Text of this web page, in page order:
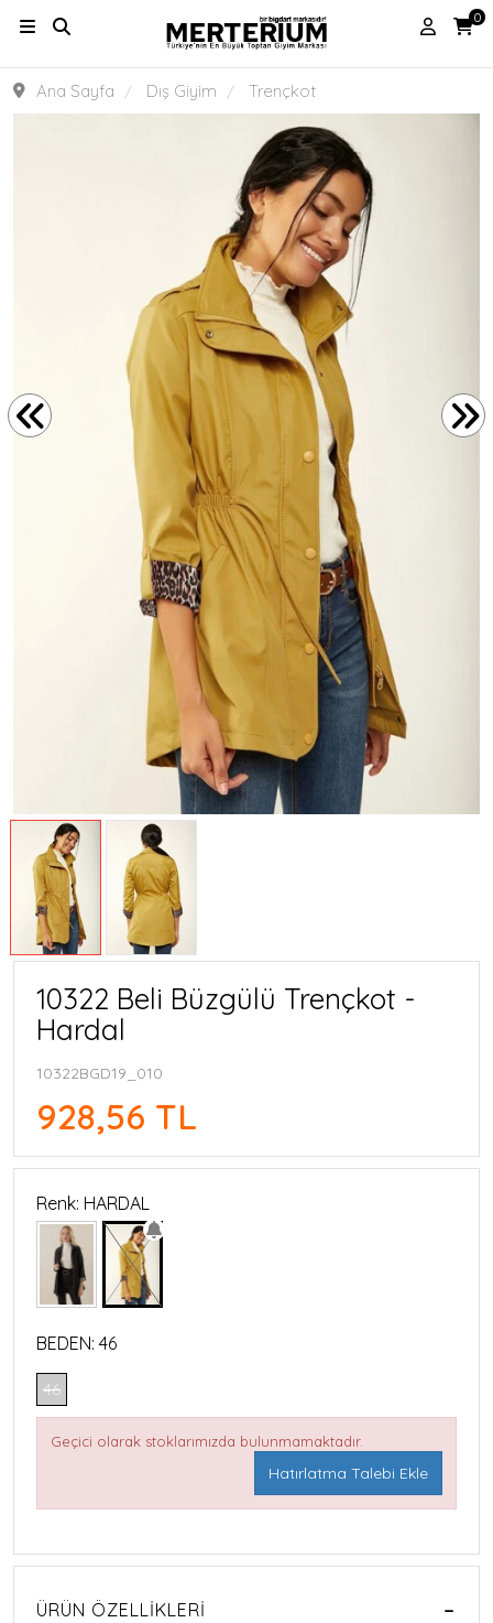
0
Ana Sayfa Dış Giyim Trençkot
10322 Beli Büzgülü Trençkot -
Hardal
10322BGD19_010
928,56 TL
Renk: HARDAL
BEDEN: 46
46
Geçici olarak stoklarımızda bulunmamaktadır.
Hatırlatma Talebi Ekle
ÜRÜN ÖZELLIKLERI